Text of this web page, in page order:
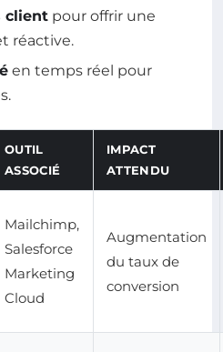
client pour offrir une
réactive.
en temps réel pour
OUTIL
ASSOCIÉ
IMPACT
ATTENDU
Mailchimp,
Salesforce
Marketing
Cloud
Augmentation
du taux de
conversion